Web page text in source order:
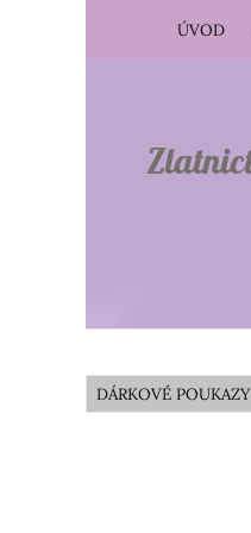
ÚVOD
DÁRKOVÉ POUKAZY